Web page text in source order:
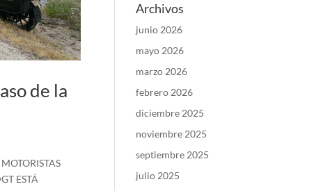
de la
ESTÁ
Archivos
junio 2026
mayo 2026
marzo 2026
febrero 2026
diciembre 2025
noviembre 2025
septiembre 2025
julio 2025